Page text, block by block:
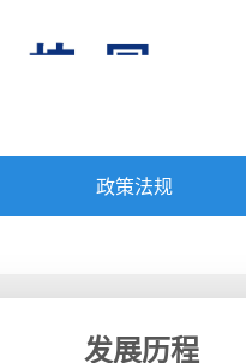
政策法规
发展历程